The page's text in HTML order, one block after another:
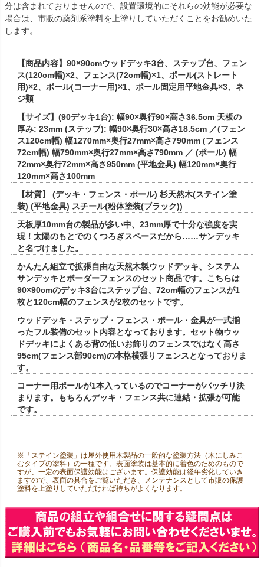
分は含まれておりませんので、設置環境的にそれらの効能が必要な
場合は、市販の薬剤系塗料を上塗りしていただくことをお勧めいた
します。
【商品内容】90×90cmウッドデッキ3台、ステップ台、フェン
ス(120cm幅)×2、フェンス(72cm幅)×1、ポール(ストレート
用)×2、ポール(コーナー用)×1、ポール固定用平地金具×3、ネ
ジ類
【サイズ】(90デッキ1台): 幅90×奥行90×高さ36.5cm 天板の
厚み: 23mm (ステップ): 幅90×奥行30×高さ18.5cm ／(フェン
ス120cm幅) 幅1270mm×奥行27mm×高さ790mm (フェンス
72cm幅) 幅790mm×奥行27mm×高さ790mm ／ (ポール) 幅
72mm×奥行72mm×高さ950mm (平地金具) 幅120mm×奥行
120mm×高さ100mm
【材質】 (デッキ・フェンス・ポール) 杉天然木(ステイン塗
装) (平地金具) スチール(粉体塗装(ブラック))
天板厚10mm台の製品が多い中、23mm厚で十分な強度を実
現！太陽のもとでのくつろぎスペースだから……サンデッキ
と名づけました。
かんたん組立で拡張自由な天然木製ウッドデッキ、システム
サンデッキとボーダーフェンスのセット商品です。こちらは
90×90cmのデッキ3台にステップ台、72cm幅のフェンスが1
枚と120cm幅のフェンスが2枚のセットです。
ウッドデッキ・ステップ・フェンス・ポール・金具が一式揃
ったフル装備のセット内容となっております。セット物ウッ
ドデッキによくある背の低いお飾りのフェンスではなく高さ
95cm(フェンス部90cm)の本格横張りフェンスとなっておりま
す。
コーナー用ポールが1本入っているのでコーナーがバッチリ決
まります。もちろんデッキ・フェンス共に連結・拡張が可能
です。
※「ステイン塗装」は屋外使用木製品の一般的な塗装方法（木にしみこ
むタイプの塗料）の一種です。表面塗装は基本的に着色のためのもので
すが、一定の表面保護効能はございます。保護効能は経年劣化していき
ますので、表面の具合をご覧いただき、メンテナンスとして市販の保護
塗料を上塗りしていただければ持ちがよくなります。